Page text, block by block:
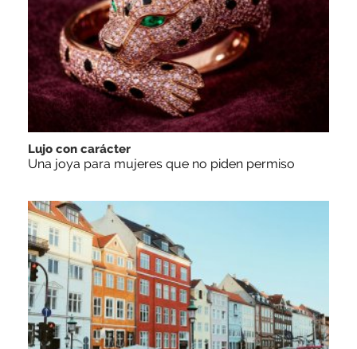
Lujo con carácter
Una joya para mujeres que no piden permiso